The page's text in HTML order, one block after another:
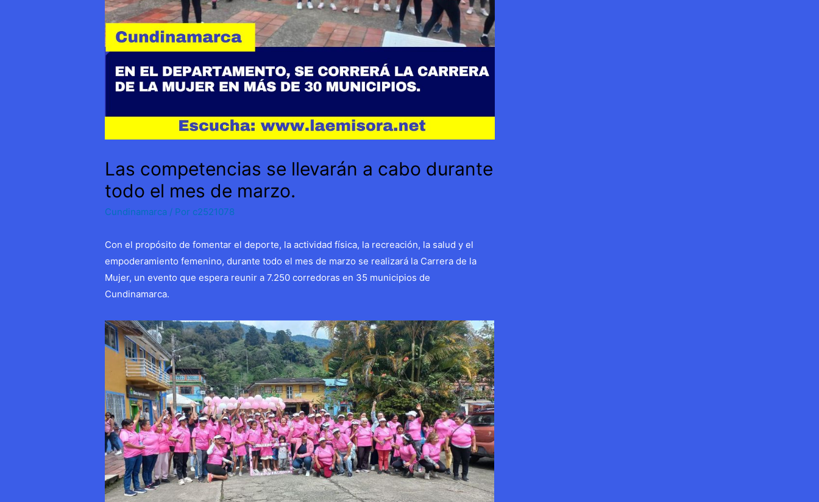
Las competencias se llevarán a cabo durante
todo el mes de marzo.
Cundinamarca / Por c2521078
Con el propósito de fomentar el deporte, la actividad física, la recreación, la salud y el
empoderamiento femenino, durante todo el mes de marzo se realizará la Carrera de la
Mujer, un evento que espera reunir a 7.250 corredoras en 35 municipios de
Cundinamarca.